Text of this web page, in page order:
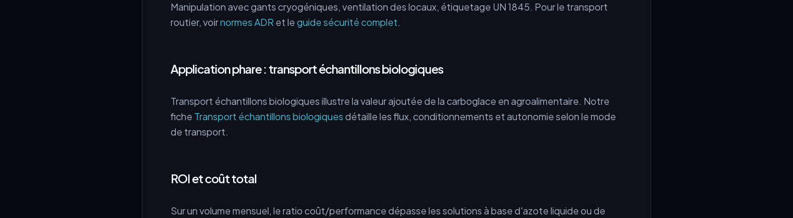
Manipulation avec gants cryogéniques, ventilation des locaux, étiquetage UN 1845. Pour le transport
routier, voirnormes ADR et leguide sécurité complet.
Application phare : transport échantillons biologiques
Transport échantillons biologiques illustre la valeur ajoutée de la carboglace en agroalimentaire. Notre
fiche Transport échantillons biologiquesdétaille les flux, conditionnements et autonomie selon le mode
de transport.
ROI et coût total
Sur un volume mensuel, le ratio coût/performance dépasse les solutions à base d'azote liquide ou de